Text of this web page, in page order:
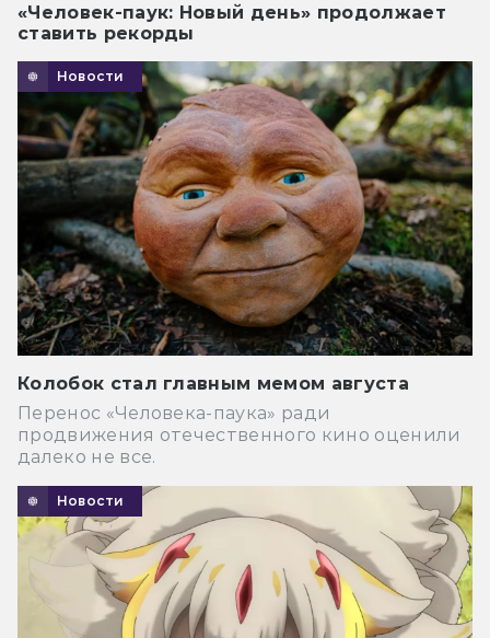
«Человек-паук: Новый день» продолжает
ставить рекорды
Новости
Колобок стал главным мемом августа
Перенос «Человека-паука» ради
продвижения отечественного кино оценили
далеко не все.
Новости